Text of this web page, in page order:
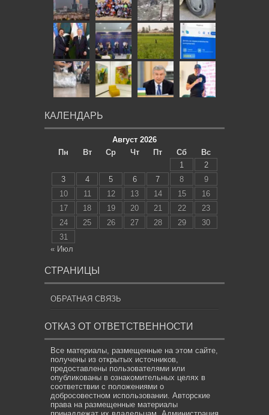
КАЛЕНДАРЬ
Август 2026
Пн
Вт Ср Чт Пт Сб
Вс
1
2
3
4 5 6 7 8
9
10
11 12 13 14 15
16
17
18 19 20 21 22
23
24
25 26 27 28 29
30
31
« Июл
СТРАНИЦЫ
ОБРАТНАЯ СВЯЗЬ
ОТКАЗ ОТ ОТВЕТСТВЕННОСТИ
Все материалы, размещенные на этом сайте,
получены из открытых источников,
предоставлены пользователями или
опубликованы в ознакомительных целях в
соответствии с положениями о
добросовестном использовании. Авторские
права на размещенные материалы